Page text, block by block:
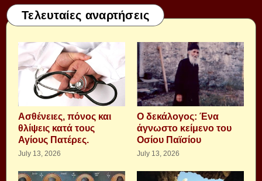
Τελευταίες αναρτήσεις
Aσθένειες, πόνος και
θλίψεις κατά τους
Αγίους Πατέρες.
July 13, 2026
Ο δεκάλογος: Ένα
άγνωστο κείμενο του
Οσίου Παϊσίου
July 13, 2026